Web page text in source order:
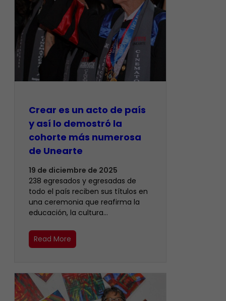
Crear es un acto de país
y así lo demostró la
cohorte más numerosa
de Unearte
19 de diciembre de 2025
238 egresados y egresadas de
todo el país reciben sus títulos en
una ceremonia que reafirma la
educación, la cultura…
Read More